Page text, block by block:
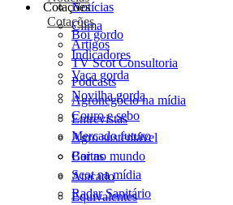
Notícias
Clima
Artigos
TV Scot Consultoria
Podcasts
Agronegócio na mídia
Entrevistas
Agro sustentável
Cartas
Scot na mídia
Radar Sanitário
Cotações
Cotações
Boi gordo
Indicadores
Vaca gorda
Novilha gorda
Couro e sebo
Mercado futuro
Boi no mundo
Atacado
Equivalentes